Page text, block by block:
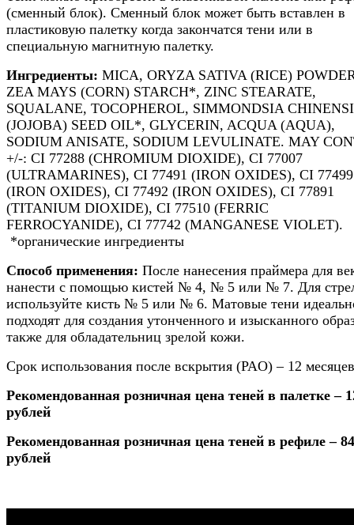
(сменный блок). Сменный блок может быть вставлен в
пластиковую палетку когда закончатся тени или в
специальную магнитную палетку.
Ингредиенты: MICA, ORYZA SATIVA (RICE)
ZEA MAYS (CORN) STARCH*, ZINC STEARATE,
SQUALANE, TOCOPHEROL, SIMMONDSIA
(JOJOBA) SEED OIL*, GLYCERIN, ACQUA (AQUA),
SODIUM ANISATE, SODIUM LEVULINATE. MAY
+/-: CI 77288 (CHROMIUM DIOXIDE), CI 77007
(ULTRAMARINES), CI 77491 (IRON OXIDES), CI 77499
(IRON OXIDES), CI 77492 (IRON OXIDES), CI 77891
(TITANIUM DIOXIDE), CI 77510 (FERRIC
FERROCYANIDE), CI 77742 (MANGANESE VIOLET).
*органические ингредиенты
Способ применения: После нанесения праймера для
нанести с помощью кистей № 4, № 5 или № 7. Для
используйте кисть № 5 или № 6. Матовые тени
подходят для создания утонченного и изысканного
также для обладательниц зрелой кожи.
Срок использования после вскрытия (PAO) – 12 месяцев
Рекомендованная розничная цена теней в палетке –
рублей
Рекомендованная розничная цена теней в рефиле –
рублей